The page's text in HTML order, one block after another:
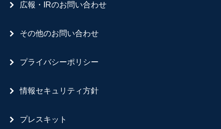
広報・IRのお問い合わせ
その他のお問い合わせ
プライバシーポリシー
情報セキュリティ方針
プレスキット